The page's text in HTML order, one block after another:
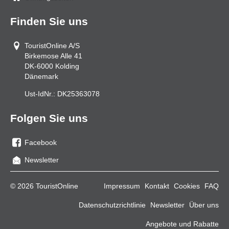
Finden Sie uns
TouristOnline A/S
Birkemose Alle 41
DK-6000 Kolding
Dänemark
Ust-IdNr.: DK25363078
Folgen Sie uns
Sie
uns
Facebook
Newsletter
© 2026 TouristOnline Impressum Kontakt Cookies FAQ
Datenschutzrichtlinie Newsletter Über uns
Angebote und Rabatte